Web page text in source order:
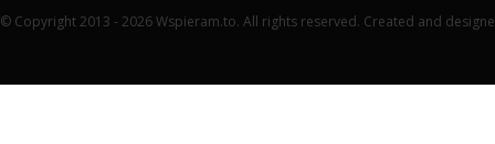
© Copyright 2013 - 2026 Wspieram.to. All rights reserved. Created and